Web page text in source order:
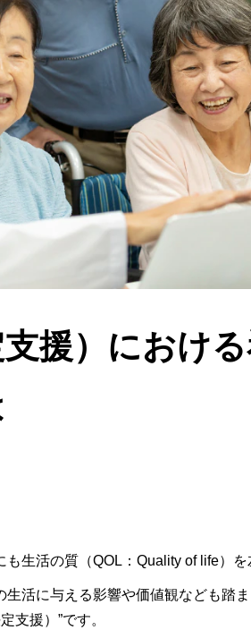
援）におけ
生活の質（QOL：Quality of life）を
活に与える影響や価値観なども踏
支援）”です。